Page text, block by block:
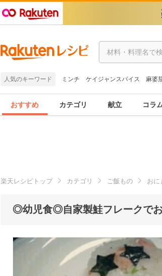
人気のキーワード ミンチ ケイジャンスパイス 麻婆
おすすめ カテゴリ 献立 コラ
楽天レシピトップ カテゴリ ご飯もの おに
◎幼児食◎自家製鮭フレークで